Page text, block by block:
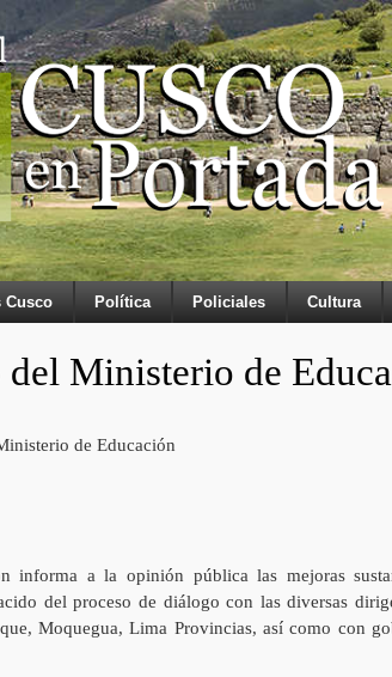
Cusco Política Policiales Cultura
Ministerio de
informa a la opinión pública las mejoras
del proceso de diálogo con las diversas
Moquegua, Lima Provincias, así como con